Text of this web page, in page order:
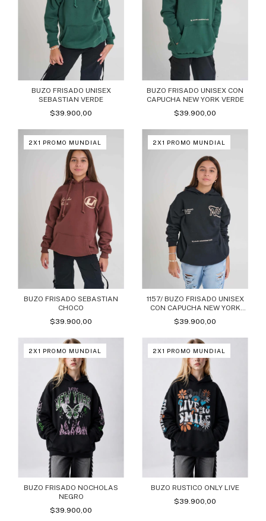
BUZO FRISADO UNISEX
SEBASTIAN VERDE
$39.900,00
BUZO FRISADO UNISEX CON
CAPUCHA NEW YORK VERDE
$39.900,00
2X1 PROMO MUNDIAL
BUZO FRISADO SEBASTIAN
CHOCO
$39.900,00
2X1 PROMO MUNDIAL
1157/ BUZO FRISADO UNISEX
CON CAPUCHA NEW YORK
$39.900,00
2X1 PROMO MUNDIAL
BUZO FRISADO NOCHOLAS
NEGRO
$39.900,00
2X1 PROMO MUNDIAL
BUZO RUSTICO ONLY LIVE
$39.900,00